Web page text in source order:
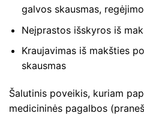
galvos skausmas,
Neįprastos išskyros iš
Kraujavimas iš makšties
skausmas
Šalutinis poveikis, kuriam
medicininės pagalbos